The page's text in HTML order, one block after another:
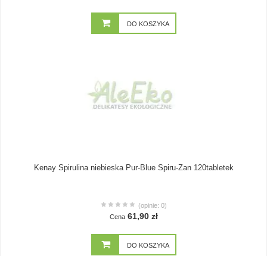
DO KOSZYKA
Kenay Spirulina niebieska Pur-Blue Spiru-Zan 120tabletek
(opinie: 0)
Cena 61,90 zł
DO KOSZYKA